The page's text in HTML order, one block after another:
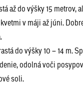
až do výšky 15 metrov,
v máji až júni.
do výšky 10 – 14 m.
odolná voči
soli.